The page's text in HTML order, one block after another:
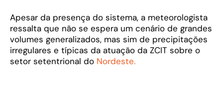
Apesar da presença do sistema, a meteorologista
ressalta que não se espera um cenário de grandes
volumes generalizados, mas sim de precipitações
irregulares e típicas da atuação da ZCIT sobre o
setor setentrional do Nordeste.